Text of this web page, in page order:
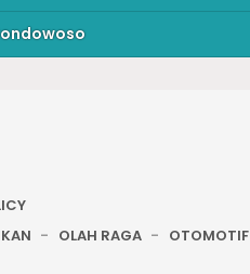
OLAH RAGA
OTOMOTIF